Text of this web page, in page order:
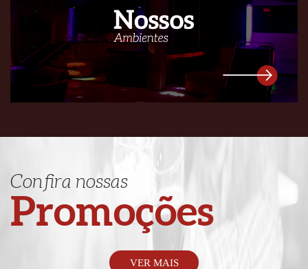
Confira nossas
Promoções
VER MAIS